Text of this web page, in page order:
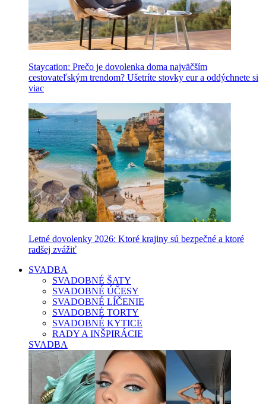
Staycation: Prečo je dovolenka doma najväčším
cestovateľským trendom? Ušetríte stovky eur a oddýchnete si
viac
Letné dovolenky 2026: Ktoré krajiny sú bezpečné a ktoré
radšej zvážiť
SVADBA
SVADOBNÉ ŠATY
SVADOBNÉ ÚČESY
SVADOBNÉ LÍČENIE
SVADOBNÉ TORTY
SVADOBNÉ KYTICE
RADY A INŠPIRÁCIE
SVADBA